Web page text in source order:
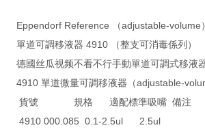
Eppendorf Reference （adjustable-volume）
單道可調移液器 4910 （整支可消毒係列）
德國丝瓜视频不看不行手動單道可調式移液
4910 單道微量可調移液器（adjustable-
貨號 規格 適配標準吸嘴 備注
4910 000.085 0.1-2.5ul 2.5ul